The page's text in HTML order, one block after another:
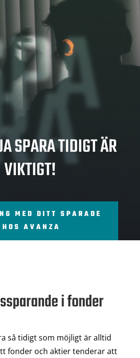
SPARA TIDIGT ÄR
VIKTIGT!
MED DITT SPARADE
HOS AVANZA
i fonder
så tidigt som möjligt är alltid
fonder och aktier tenderar att